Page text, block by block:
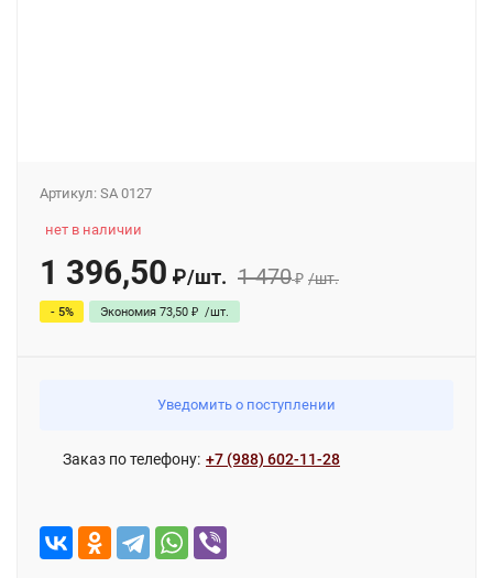
Артикул: SA 0127
нет в наличии
1 396,50 ₽/шт. 1 470₽ /шт.
- 5% Экономия 73,50 ₽ /шт.
Уведомить о поступлении
Заказ по телефону: +7 (988) 602-11-28